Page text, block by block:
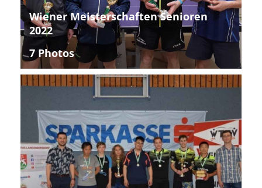
Wiener Meisterschaften Senioren
2022
7 Photos